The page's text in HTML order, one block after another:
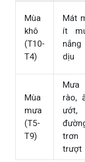
Mùa
khô
(T10-
T4)
Mát
ít
nắng
dịu
Mùa
mưa
(T5-
T9)
Mưa
rào,
ướt,
trơn
trượt